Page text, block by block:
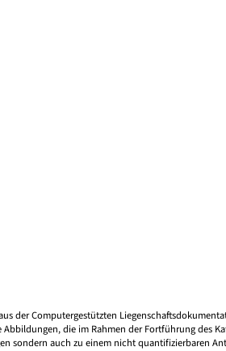
der Computergestützten
die im Rahmen der Fortführung des
sondern auch zu einem nicht quantifizierbaren